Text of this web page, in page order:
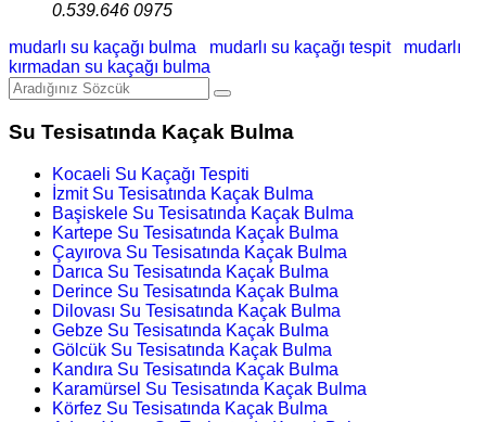
0.539.646 0975
mudarlı su kaçağı bulma
mudarlı su kaçağı tespit
mudarlı
kırmadan su kaçağı bulma
Su Tesisatında Kaçak Bulma
Kocaeli Su Kaçağı Tespiti
İzmit Su Tesisatında Kaçak Bulma
Başiskele Su Tesisatında Kaçak Bulma
Kartepe Su Tesisatında Kaçak Bulma
Çayırova Su Tesisatında Kaçak Bulma
Darıca Su Tesisatında Kaçak Bulma
Derince Su Tesisatında Kaçak Bulma
Dilovası Su Tesisatında Kaçak Bulma
Gebze Su Tesisatında Kaçak Bulma
Gölcük Su Tesisatında Kaçak Bulma
Kandıra Su Tesisatında Kaçak Bulma
Karamürsel Su Tesisatında Kaçak Bulma
Körfez Su Tesisatında Kaçak Bulma